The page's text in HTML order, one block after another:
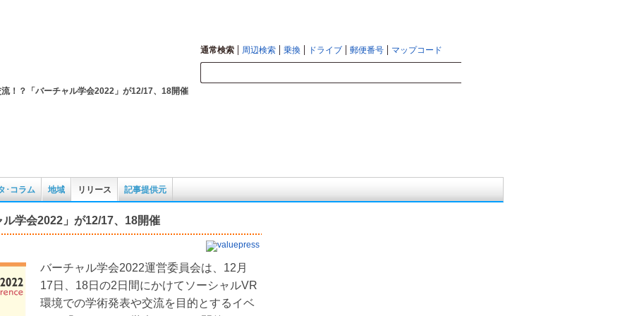
通常検索 周辺検索 乗換 ドライブ 郵便番号 マップコード
！？「バーチャル学会2022」が12/17、18開催
･コラム 地域 リリース 記事提供元
学会2022」が12/17、18開催
バーチャル学会2022運営委員会は、12月
17日、18日の2日間にかけてソーシャルVR
環境での学術発表や交流を目的とするイベ